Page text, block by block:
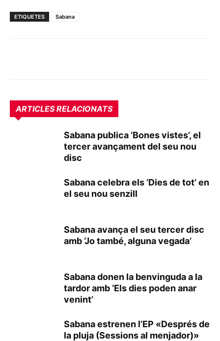
ETIQUETES Sabana
ARTICLES RELACIONATS
Sabana publica ‘Bones vistes’, el
tercer avançament del seu nou
disc
Sabana celebra els ‘Dies de tot’ en
el seu nou senzill
Sabana avança el seu tercer disc
amb ‘Jo també, alguna vegada’
Sabana donen la benvinguda a la
tardor amb ‘Els dies poden anar
venint’
Sabana estrenen l’EP «Després de
la pluja (Sessions al menjador)»